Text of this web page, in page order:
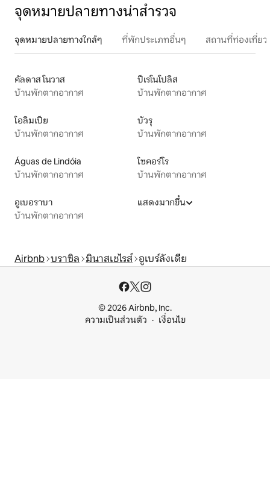
จุดหมายปลายทางน่าสำรวจ
จุดหมายปลายทางใกล้ๆ ที่พักประเภทอื่นๆ สถานที่ท่องเที่ย
คัลดาส โนวาส
บ้านพักตากอากาศ
ปีเรโนโปลิส
บ้านพักตากอากาศ
โอลิมเปีย
บ้านพักตากอากาศ
บัวรุ
บ้านพักตากอากาศ
Águas de Lindóia
บ้านพักตากอากาศ
โซคอร์โร
บ้านพักตากอากาศ
อูเบอราบา
บ้านพักตากอากาศ
แสดงมากขึ้น
Airbnb บราซิล มินาสเชไรส์ อูเบร์ลังเดีย
© 2026 Airbnb, Inc.
ความเป็นส่วนตัว
เงื่อนไข